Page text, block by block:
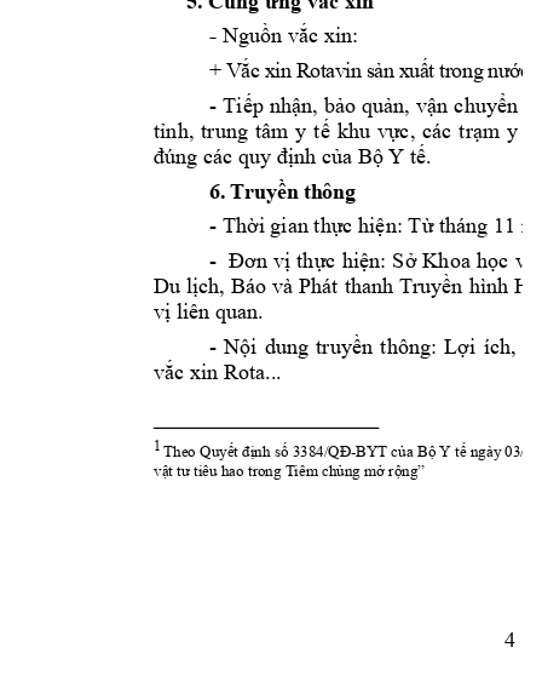
- Nguồn vắc xin:
+ Vắc xin Rotavin sản xuất trong nước
- Tiếp nhận, bảo quản, vận chuyển
tỉnh, trung tâm y tế khu vực, các trạm y
đúng các quy định của Bộ Y tế.
6. Truyền thông
- Thời gian thực hiện: Từ tháng 11
- Đơn vị thực hiện: Sở Khoa học và
Du lịch, Báo và Phát thanh Truyền hình
vị liên quan.
- Nội dung truyền thông: Lợi ích,
vắc xin Rota...
1 Theo Quyết định số 3384/QĐ-BYT của Bộ Y tế ngày 03/
vật tư tiêu hao trong Tiêm chủng mở rộng”
4